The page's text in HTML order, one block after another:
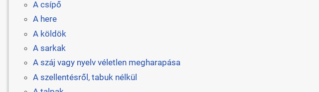
A csípő
A here
A köldök
A sarkak
A száj vagy nyelv véletlen megharapása
A szellentésről, tabuk nélkül